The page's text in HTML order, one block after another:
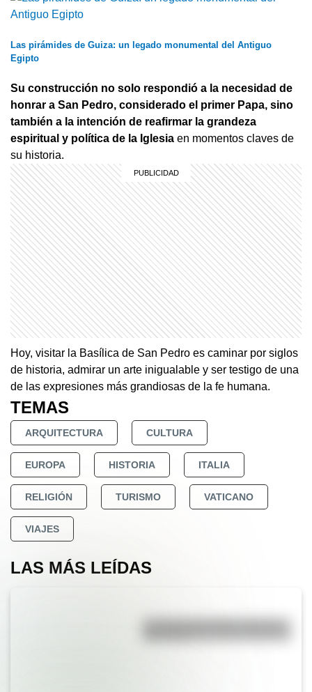
Las pirámides de Guiza: un legado monumental del Antiguo
Egipto
Su construcción no solo respondió a la necesidad de
honrar a San Pedro, considerado el primer Papa, sino
también a la intención de reafirmar la grandeza
espiritual y política de la Iglesia en momentos claves de
su historia.
Hoy, visitar la Basílica de San Pedro es caminar por siglos
de historia, admirar un arte inigualable y ser testigo de una
de las expresiones más grandiosas de la fe humana.
TEMAS
ARQUITECTURA CULTURA
EUROPA HISTORIA ITALIA
RELIGIÓN TURISMO VATICANO
VIAJES
LAS MÁS LEÍDAS